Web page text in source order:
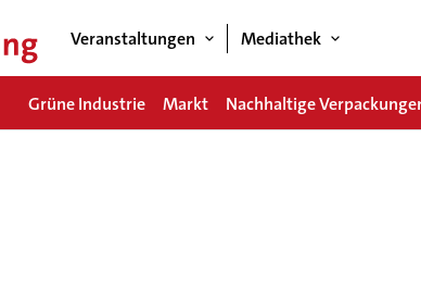
Veranstaltungen Mediathek
Grüne Industrie Markt Nachhaltige